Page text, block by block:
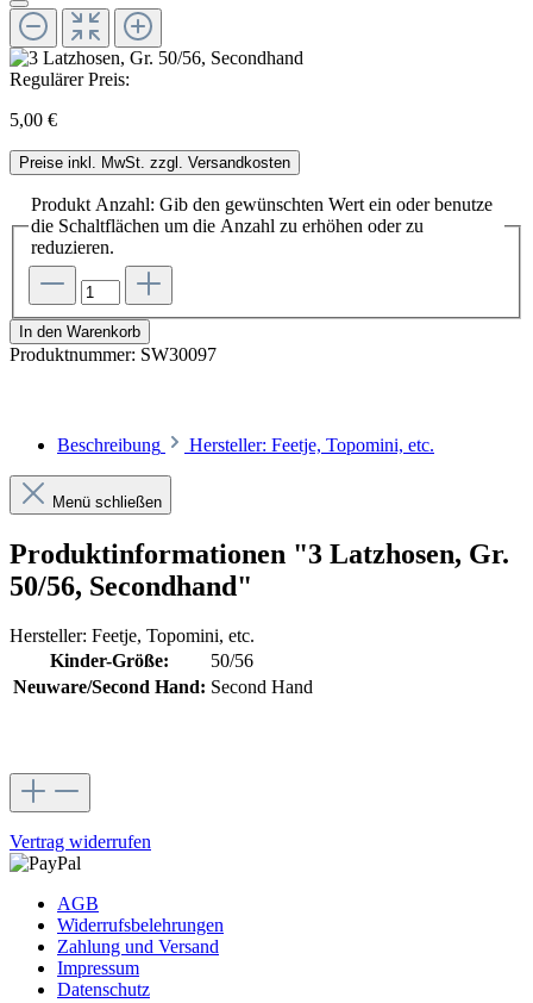
Regulärer Preis:
5,00 €
Preise inkl. MwSt. zzgl. Versandkosten
Produkt Anzahl: Gib den gewünschten Wert ein oder benutze
die Schaltflächen um die Anzahl zu erhöhen oder zu
reduzieren.
In den Warenkorb
Produktnummer: SW30097
Beschreibung Hersteller: Feetje, Topomini, etc.
Menü schließen
Produktinformationen "3 Latzhosen, Gr.
50/56, Secondhand"
Hersteller: Feetje, Topomini, etc.
Kinder-Größe:
50/56
Neuware/Second Hand: Second Hand
Vertrag widerrufen
AGB
Widerrufsbelehrungen
Zahlung und Versand
Impressum
Datenschutz